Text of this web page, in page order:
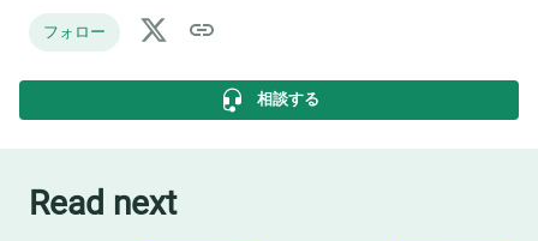
フォロー
相談する
Read next